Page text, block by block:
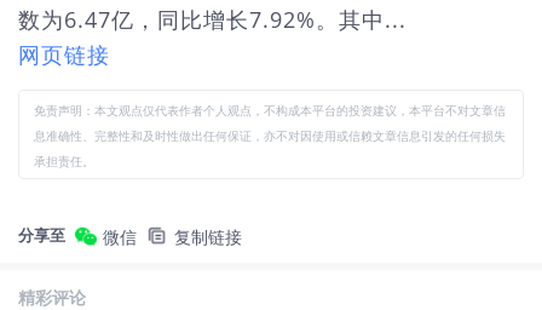
数为6.47亿，同比增长7.92%。其中...
网页链接
免责声明：本文观点仅代表作者个人观点，不构成本平台的投资建议，本平台不对文章信
息准确性、完整性和及时性做出任何保证，亦不对因使用或信赖文章信息引发的任何损失
承担责任。
分享至 微信 复制链接
精彩评论